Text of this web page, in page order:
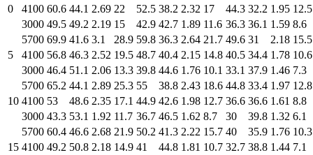
0
4100 60.6 44.1 2.69 22 52.5 38.2 2.32 17 44.3 32.2 1.95 12.5
3000 49.5 49.2 2.19 15 42.9 42.7 1.89 11.6 36.3 36.1 1.59 8.6
5
5700 69.9 41.6 3.1 28.9 59.8 36.3 2.64 21.7 49.6 31 2.18 15.5
4100 56.8 46.3 2.52 19.5 48.7 40.4 2.15 14.8 40.5 34.4 1.78 10.6
3000 46.4 51.1 2.06 13.3 39.8 44.6 1.76 10.1 33.1 37.9 1.46 7.3
10
5700 65.2 44.1 2.89 25.3 55 38.8 2.43 18.6 44.8 33.4 1.97 12.8
4100 53 48.6 2.35 17.1 44.9 42.6 1.98 12.7 36.6 36.6 1.61 8.8
3000 43.3 53.1 1.92 11.7 36.7 46.5 1.62 8.7 30 39.8 1.32 6.1
15
5700 60.4 46.6 2.68 21.9 50.2 41.3 2.22 15.7 40 35.9 1.76 10.3
4100 49.2 50.8 2.18 14.9 41 44.8 1.81 10.7 32.7 38.8 1.44 7.1